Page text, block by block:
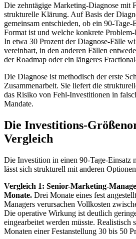
Die zehntägige Marketing-Diagnose mit
strukturelle Klärung. Auf Basis der
gemeinsam entschieden, ob ein 90-
Format ist und welche konkrete
In etwa 30 Prozent der Diagnose-Fälle
vereinbart, in den anderen Fällen
der Roadmap oder ein längeres
Die Diagnose ist methodisch der erste
Zusammenarbeit. Sie liefert die
das Risiko von Fehl-Investitionen in
Mandate.
Die Investitions-
Vergleich
Die Investition in einen 90-Tage-Einsatz
lässt sich strukturell mit anderen
Vergleich 1: Senior-Marketing-
Monate. Drei Monate eines fest
Managers verursachen Vollkosten
Die operative Wirkung ist deutlich
eingearbeitet werden müsste. Realistisch
Monaten einer Festanstellung 30 bis 50